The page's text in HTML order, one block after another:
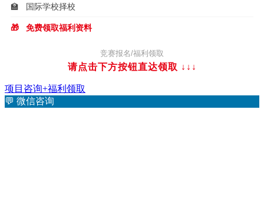
🏫 国际学校择校
🎁 免费领取福利资料
竞赛报名/福利领取
请点击下方按钮直达领取 ↓↓↓
项目咨询+福利领取
💬 微信咨询